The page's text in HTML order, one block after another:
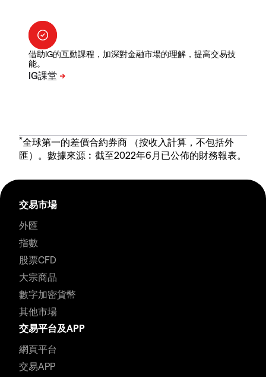
借助IG的互動課程，加深對金融市場的理解，提高交易技
能。
*全球第一的差價合約券商 （按收入計算，不包括外
匯）。數據來源︰截至2022年6月已公佈的財務報表。
交易市場
外匯
指數
股票CFD
大宗商品
數字加密貨幣
其他市場
交易平台及APP
網頁平台
交易APP